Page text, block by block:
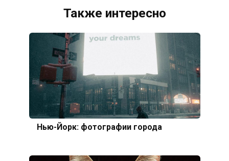
Также интересно
Нью-Йорк: фотографии города